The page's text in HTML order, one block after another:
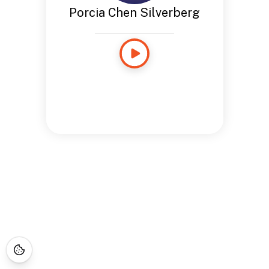
Porcia Chen Silverberg